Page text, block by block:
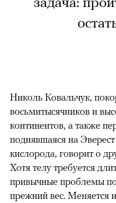
Николь Ковальчук,
восьмитысячников и
континентов, а также
поднявшаяся на
кислорода, говорит о
Хотя телу требуется
привычные проблемы
прежний вес. Меняется